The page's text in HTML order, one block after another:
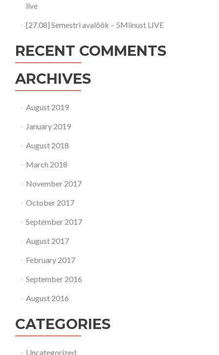
live
[27.08] Semestri avalöök – 5Miinust LIVE
RECENT COMMENTS
ARCHIVES
August 2019
January 2019
August 2018
March 2018
November 2017
October 2017
September 2017
August 2017
February 2017
September 2016
August 2016
CATEGORIES
Uncategorized